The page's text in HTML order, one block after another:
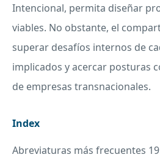
Intencional, permita diseñar
viables. No obstante, el
superar desafíos internos de
implicados y acercar posturas
de empresas transnacionales.
Index
Abreviaturas más frecuentes 19